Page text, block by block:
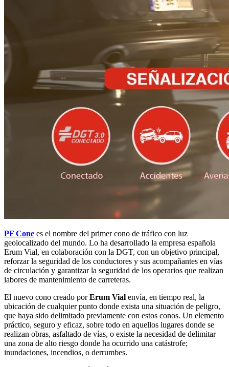
PF Cone es el nombre del primer cono de tráfico con luz
geolocalizado del mundo. Lo ha desarrollado la empresa española
Erum Vial, en colaboración con la DGT, con un objetivo principal,
reforzar la seguridad de los conductores y sus acompañantes en vías
de circulación y garantizar la seguridad de los operarios que realizan
labores de mantenimiento de carreteras.
El nuevo cono creado porErum Vial envía, en tiempo real, la
ubicación de cualquier punto donde exista una situación de peligro,
que haya sido delimitado previamente con estos conos. Un elemento
práctico, seguro y eficaz, sobre todo en aquellos lugares donde se
realizan obras, asfaltado de vías, o existe la necesidad de delimitar
una zona de alto riesgo donde ha ocurrido una catástrofe;
inundaciones, incendios, o derrumbes.